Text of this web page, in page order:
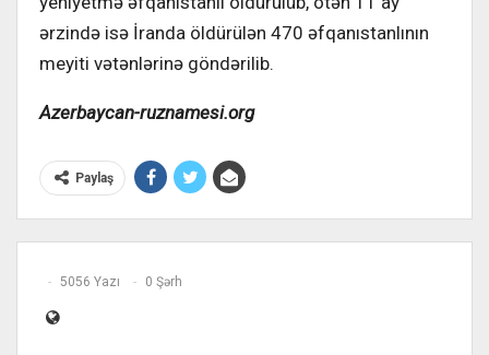
ərzində isə İranda öldürülən 470 əfqanıstanlının
meyiti vətənlərinə göndərilib.
Azerbaycan-ruznamesi.org
Paylaş
5056 Yazı 0 Şərh